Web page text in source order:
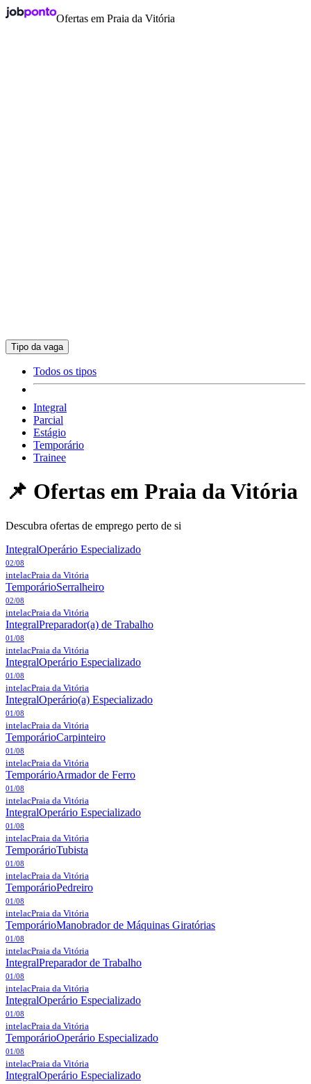
Ofertas em Praia da Vitória
Tipo da vaga
Todos os tipos
Integral
Parcial
Estágio
Temporário
Trainee
📌 Ofertas em Praia da Vitória
Descubra ofertas de emprego perto de si
IntegralOperário Especializado
02/08
intelacPraia da Vitória
TemporárioSerralheiro
02/08
intelacPraia da Vitória
IntegralPreparador(a) de Trabalho
01/08
intelacPraia da Vitória
IntegralOperário Especializado
01/08
intelacPraia da Vitória
IntegralOperário(a) Especializado
01/08
intelacPraia da Vitória
TemporárioCarpinteiro
01/08
intelacPraia da Vitória
TemporárioArmador de Ferro
01/08
intelacPraia da Vitória
IntegralOperário Especializado
01/08
intelacPraia da Vitória
TemporárioTubista
01/08
intelacPraia da Vitória
TemporárioPedreiro
01/08
intelacPraia da Vitória
TemporárioManobrador de Máquinas Giratórias
01/08
intelacPraia da Vitória
IntegralPreparador de Trabalho
01/08
intelacPraia da Vitória
IntegralOperário Especializado
01/08
intelacPraia da Vitória
TemporárioOperário Especializado
01/08
intelacPraia da Vitória
IntegralOperário Especializado